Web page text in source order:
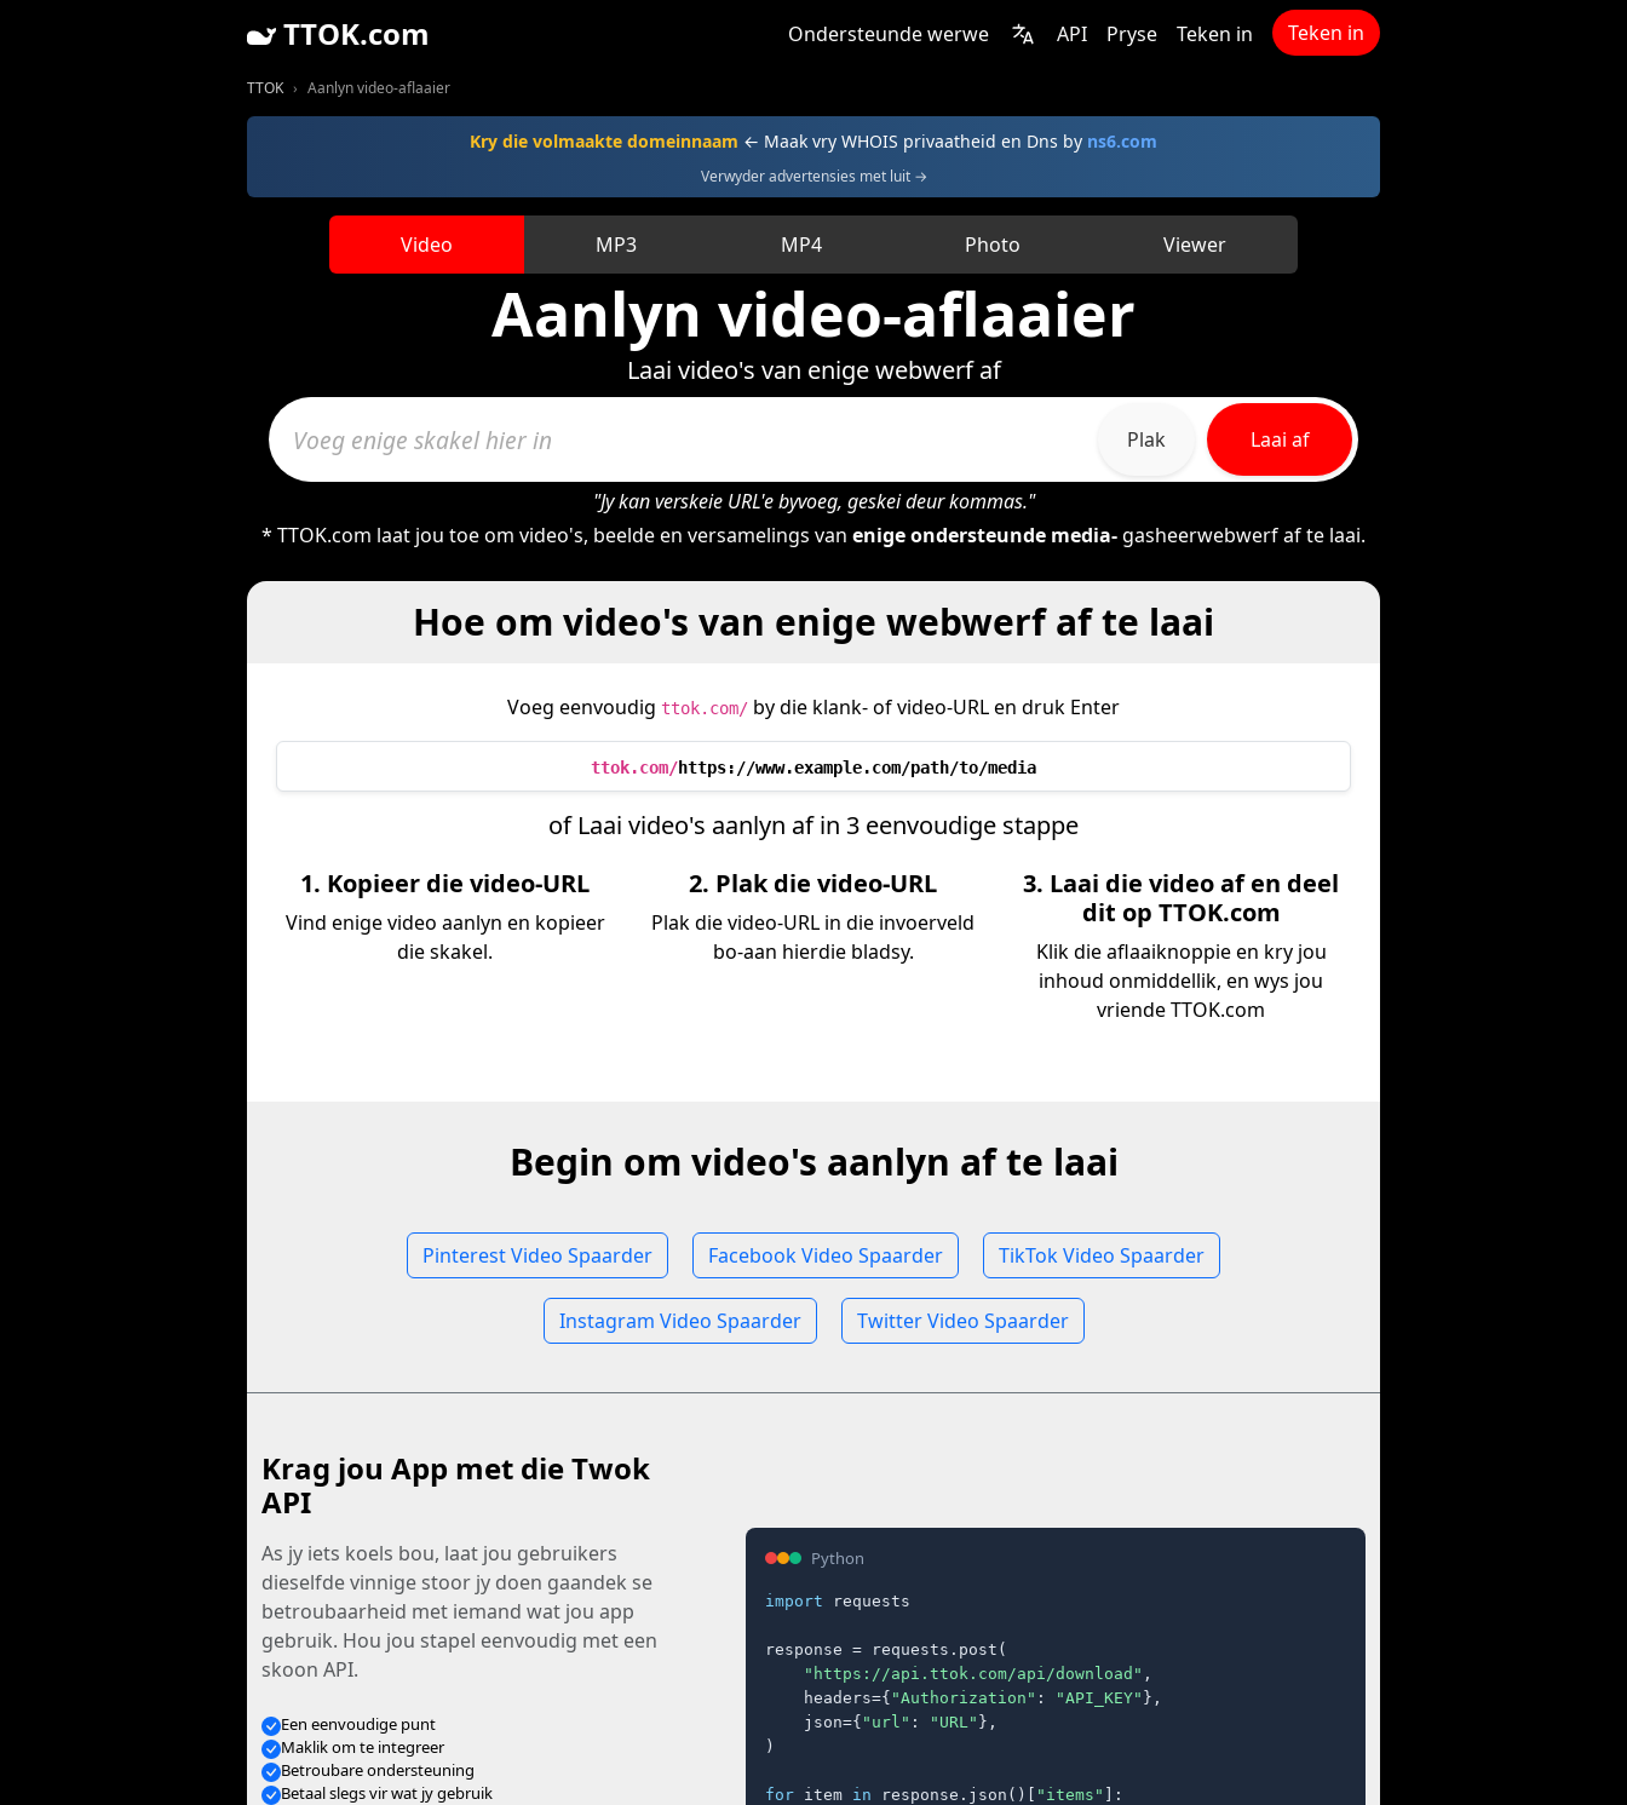
TTOK.com Ondersteunde werwe API Pryse Teken in Teken in
TTOK Aanlyn video-aflaaier
Kry die volmaakte domeinnaam ← Maak vry WHOIS privaatheid en Dns by ns6.com
Verwyder advertensies met luit →
Video MP3 MP4 Photo Viewer
Aanlyn video-aflaaier
Laai video's van enige webwerf af
Plak Laai af
"Jy kan verskeie URL'e byvoeg, geskei deur kommas."
* TTOK.com laat jou toe om video's, beelde en versamelings van enige ondersteunde media-gasheerwebwerf af te laai.
Hoe om video's van enige webwerf af te laai
Voeg eenvoudig ttok.com/ by die klank- of video-URL en druk Enter
ttok.com/https://www.example.com/path/to/media
of Laai video's aanlyn af in 3 eenvoudige stappe
1. Kopieer die video-URL
Vind enige video aanlyn en kopieer
die skakel.
2. Plak die video-URL
Plak die video-URL in die invoerveld
bo-aan hierdie bladsy.
3. Laai die video af en deel
dit op TTOK.com
Klik die aflaaiknoppie en kry jou
inhoud onmiddellik, en wys jou
vriende TTOK.com
Begin om video's aanlyn af te laai
Pinterest Video Spaarder Facebook Video Spaarder TikTok Video Spaarder
Instagram Video Spaarder Twitter Video Spaarder
Krag jou App met die Twok
API
As jy iets koels bou, laat jou gebruikers
dieselfde vinnige stoor jy doen gaandek se
betroubaarheid met iemand wat jou app
gebruik. Hou jou stapel eenvoudig met een
skoon API.
Een eenvoudige punt
Maklik om te integreer
Betroubare ondersteuning
Betaal slegs vir wat jy gebruik
Python
import requests
response = requests.post(
"https://api.ttok.com/api/download" ,
    headers={
"Authorization" : "API_KEY" },
    json={
"url" : "URL" },
)
for item in response.json()[ "items" ]: